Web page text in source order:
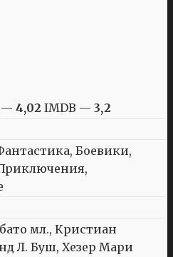
— 4,02 IMDB — 3,2
Боевики,
мл., Кристиан
Л. Буш, Хезер Мари